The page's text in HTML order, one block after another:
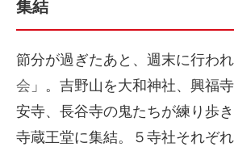
集結
節分が過ぎたあと、週末に行われ
会 」。吉野山を大和神社、興福
安寺、長谷寺の鬼たちが練り歩
寺蔵王堂に集結。５寺社それぞ